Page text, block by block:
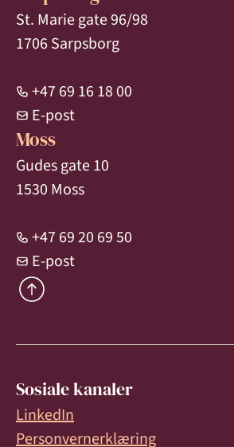
St. Marie gate 96/98
1706 Sarpsborg
+47 69 16 18 00
E-post
Moss
Gudes gate 10
1530 Moss
+47 69 20 69 50
E-post
Sosiale kanaler
LinkedIn
Personvernerklæring